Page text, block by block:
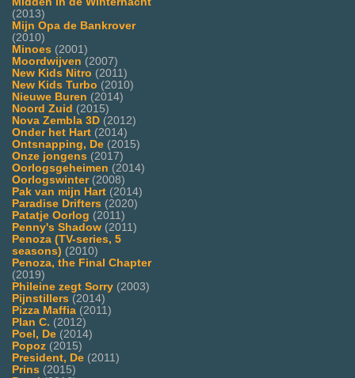
(2013)
Mijn Opa de Bankrover
(2010)
Minoes (2001)
Moordwijven (2007)
New Kids Nitro (2011)
New Kids Turbo (2010)
Nieuwe Buren (2014)
Noord Zuid (2015)
Nova Zembla 3D (2012)
Onder het Hart (2014)
Ontsnapping, De (2015)
Onze jongens (2017)
Oorlogsgeheimen (2014)
Oorlogswinter(2008)
Pak van mijn Hart (2014)
Paradise Drifters (2020)
Patatje Oorlog (2011)
Penny's Shadow (2011)
Penoza (TV-series, 5
seasons) (2010)
Penoza, the Final Chapter
(2019)
Phileine zegt Sorry (2003)
Pijnstillers (2014)
Pizza Maffia (2011)
Plan C. (2012)
Poel, De (2014)
Popoz (2015)
President, De (2011)
Prins (2015)